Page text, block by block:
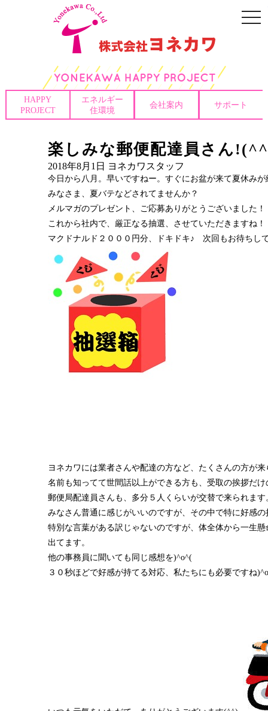
HAPPY
PROJECT
エネルギー
住環境
会社案内 サポート
楽しみな郵便配達員さん
2018年8月1日 ヨネカワスタッフ
今日から八月。早いですねー。すぐにお盆が来て夏休み
みなさま、夏バテなどされてませんか？
メルマガのプレゼント、ご応募ありがとうございました！
これから社内で、厳正なる抽選、させていただきますね！
マクドナルド２０００円分、ドキドキ♪ 次回もお待ちし
ヨネカワには業者さんや配達の方など、たくさんの方が
名前も知ってて世間話以上ができる方も、受取の挨拶だけ
郵便局配達員さんも、多分５人くらいが交替で来られます
みなさん普通に感じがいいのですが、その中で特に好感の
特別な言葉がある訳じゃないのですが、体全体から一生
出てます。
他の事務員に聞いても同じ感想を)^o^(
３０秒ほどで好感が持てる対応、私たちにも必要ですね